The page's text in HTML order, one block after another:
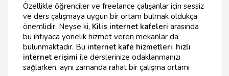
Özellikle öğrenciler ve freelance çalışanlar için sessiz
ve ders çalışmaya uygun bir ortam bulmak oldukça
önemlidir. Neyse ki, Kilis internet kafeleri arasında
bu ihtiyaca yönelik hizmet veren mekanlar da
bulunmaktadır. Bu internet kafe hizmetleri, hızlı
internet erişimi ile derslerinize odaklanmanızı
sağlarken, aynı zamanda rahat bir çalışma ortamı